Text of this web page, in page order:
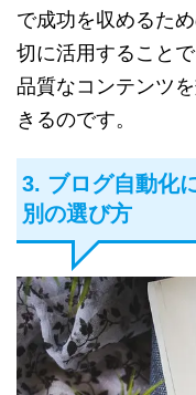
で成功を収めるた
切に活用すること
品質なコンテンツ
きるのです。
3. ブログ自動化
別の選び方